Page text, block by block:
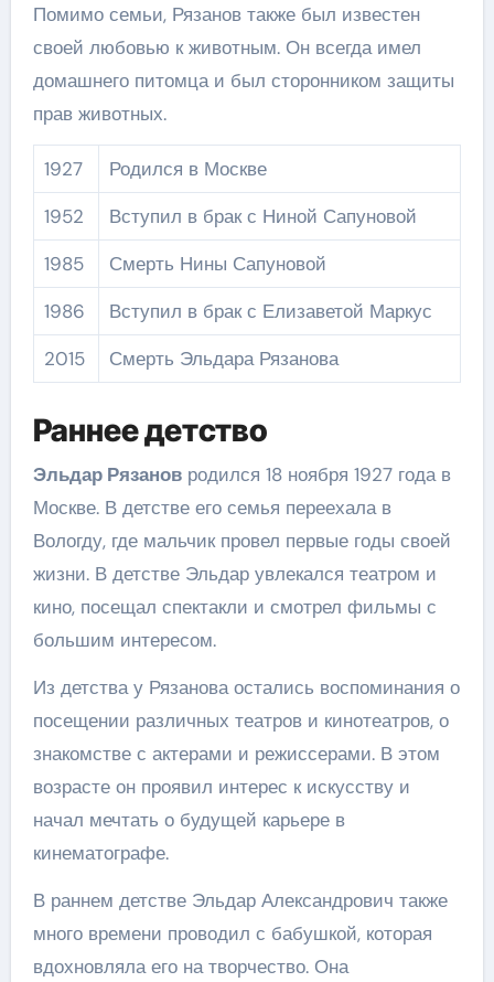
Помимо семьи, Рязанов также был известен
своей любовью к животным. Он всегда имел
домашнего питомца и был сторонником защиты
прав животных.
1927
Родился в Москве
1952
Вступил в брак с Ниной Сапуновой
1985
Смерть Нины Сапуновой
1986
Вступил в брак с Елизаветой Маркус
2015
Смерть Эльдара Рязанова
Раннее детство
Эльдар Рязановродился 18 ноября 1927 года в
Москве. В детстве его семья переехала в
Вологду, где мальчик провел первые годы своей
жизни. В детстве Эльдар увлекался театром и
кино, посещал спектакли и смотрел фильмы с
большим интересом.
Из детства у Рязанова остались воспоминания о
посещении различных театров и кинотеатров, о
знакомстве с актерами и режиссерами. В этом
возрасте он проявил интерес к искусству и
начал мечтать о будущей карьере в
кинематографе.
В раннем детстве Эльдар Александрович также
много времени проводил с бабушкой, которая
вдохновляла его на творчество. Она